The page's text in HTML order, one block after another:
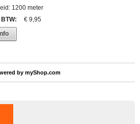
1200 meter
:
€ 9,95
by myShop.com